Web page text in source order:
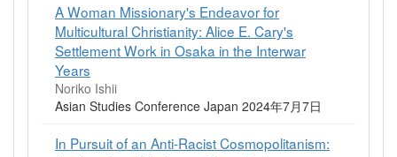
A Woman Missionary's Endeavor for
Multicultural Christianity: Alice E. Cary's
Settlement Work in Osaka in the Interwar
Years
Noriko Ishii
Asian Studies Conference Japan 2024年7月7日
In Pursuit of an Anti-Racist Cosmopolitanism: